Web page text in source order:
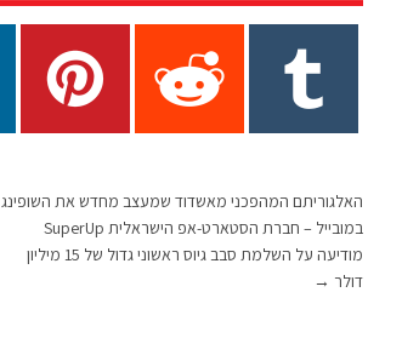
האלגוריתם המהפכני מאשדוד שמעצב מחדש את השופינג
במובייל – חברת הסטארט-אפ הישראלית SuperUp
מודיעה על השלמת סבב גיוס ראשוני גדול של 15 מיליון
דולר →